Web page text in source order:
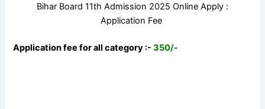
Bihar Board 11th Admission 2025 Online Apply :
Application Fee
Application fee for all category :-350/-